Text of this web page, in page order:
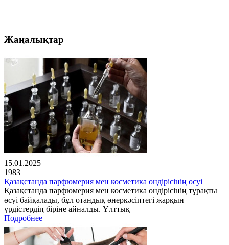
Жаңалықтар
15.01.2025
1983
Қазақстанда парфюмерия мен косметика өндірісінің өсуі
Қазақстанда парфюмерия мен косметика өндірісінің тұрақты
өсуі байқалады, бұл отандық өнеркәсіптегі жарқын
үрдістердің біріне айналды. Ұлттық
Подробнее